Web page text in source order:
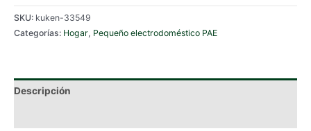
KUKEN
0,5L
cantidad
SKU: kuken-33549
Categorías: Hogar, Pequeño electrodoméstico PAE
Descripción